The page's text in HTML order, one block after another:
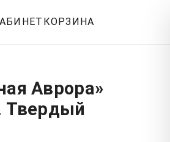
КОРЗИНА
Аврора»
Твердый